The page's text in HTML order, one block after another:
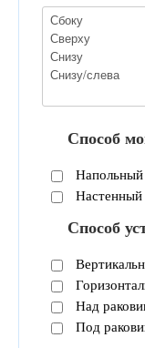
Способ
Напольный
Настенный
Способ
Над
Под